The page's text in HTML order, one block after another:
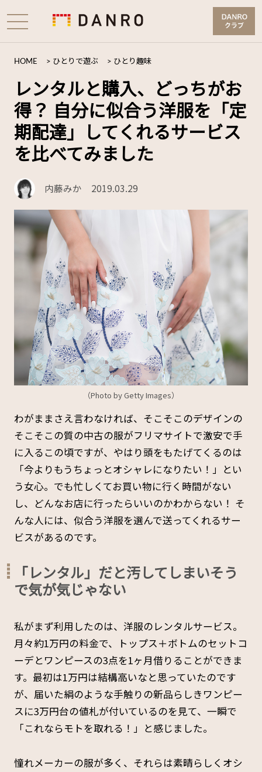
HOME > ひとりで遊ぶ > ひとり趣味
レンタルと購入、どっちがお
得？ 自分に似合う洋服を「定
期配達」してくれるサービス
を比べてみました
内藤みか 2019.03.29
（Photo by Getty Images）
わがままさえ言わなければ、そこそこのデザインの
そこそこの質の中古の服がフリマサイトで激安で手
に入るこの頃ですが、やはり頭をもたげてくるのは
「今よりもうちょっとオシャレになりたい！」とい
う女心。でも忙しくてお買い物に行く時間がない
し、どんなお店に行ったらいいのかわからない！ そ
んな人には、似合う洋服を選んで送ってくれるサー
ビスがあるのです。
「レンタル」だと汚してしまいそう
で気が気じゃない
私がまず利用したのは、洋服のレンタルサービス。
月々約1万円の料金で、トップス＋ボトムのセットコ
ーデとワンピースの3点を1ヶ月借りることができま
す。最初は1万円は結構高いなと思っていたのです
が、届いた絹のような手触りの新品らしきワンピー
スに3万円台の値札が付いているのを見て、一瞬で
「これならモトを取れる！」と感じました。
憧れメーカーの服が多く、それらは素晴らしくオシ